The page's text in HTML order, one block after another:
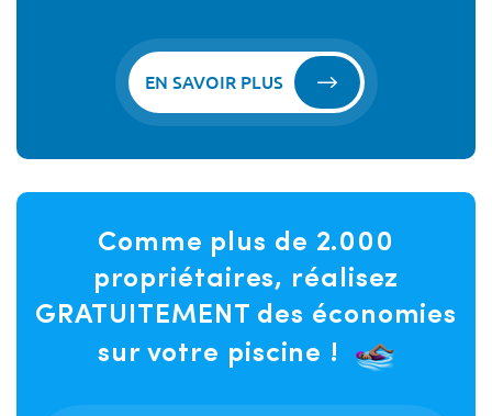
EN SAVOIR PLUS
Comme plus de 2.000
propriétaires, réalisez
GRATUITEMENT des économies
sur votre piscine !